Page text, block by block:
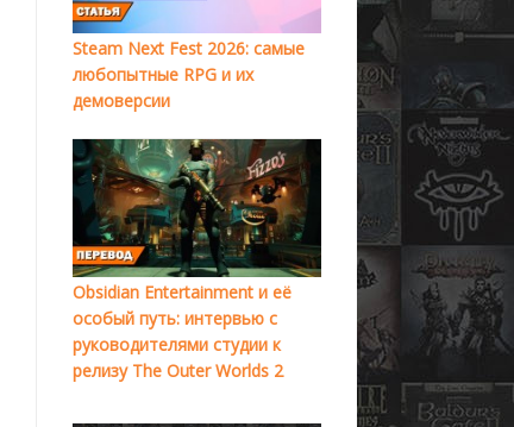
Steam Next Fest 2026: самые
любопытные RPG и их
демоверсии
Obsidian Entertainment и её
особый путь: интервью с
руководителями студии к
релизу The Outer Worlds 2